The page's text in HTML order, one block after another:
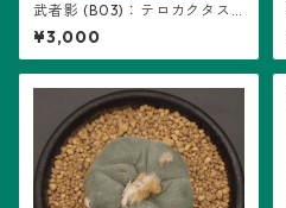
武者影 (B03)：テロカクタス
属 ※実生
¥3,000